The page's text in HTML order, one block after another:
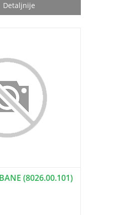
Detaljnije
(8026.00.101)